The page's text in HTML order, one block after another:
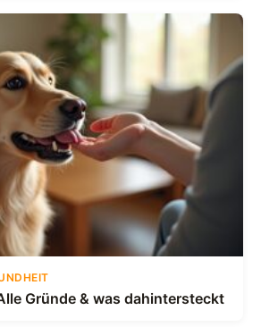
Gründe & was dahintersteckt